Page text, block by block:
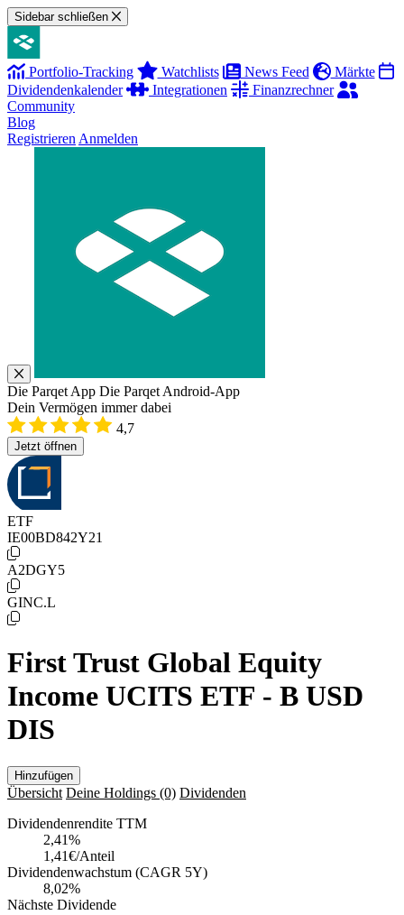
Sidebar schließen
Portfolio-Tracking Watchlists News Feed
Märkte
Dividendenkalender
Integrationen
Finanzrechner
Community
Blog
Registrieren Anmelden
Die Parqet App Die Parqet Android-App
Dein Vermögen immer dabei
4,7
Jetzt öffnen
ETF
IE00BD842Y21
A2DGY5
GINC.L
First Trust Global Equity
Income UCITS ETF - B USD
DIS
Hinzufügen
Übersicht Deine Holdings (0) Dividenden
Dividendenrendite TTM
2,41%
1,41€/Anteil
Dividendenwachstum (CAGR 5Y)
8,02%
Nächste Dividende